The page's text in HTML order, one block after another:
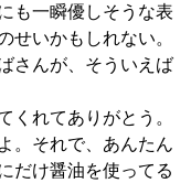
も一瞬優しそうな表
せいかもしれない。
さんが、そういえば
くれてありがとう。
。それで、あんたん
だけ醤油を使ってる